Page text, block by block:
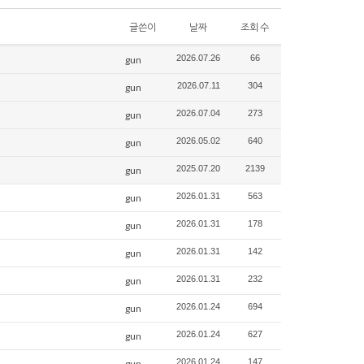
글쓴이 날짜 조회 수
gun 2026.07.26 66
gun 2026.07.11 304
gun 2026.07.04 273
gun 2026.05.02 640
gun 2025.07.20 2139
gun 2026.01.31 563
gun 2026.01.31 178
gun 2026.01.31 142
gun 2026.01.31 232
gun 2026.01.24 694
gun 2026.01.24 627
2026.01.24 147